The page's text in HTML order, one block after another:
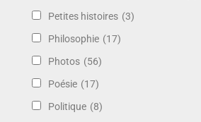
Petites histoires (3)
Philosophie (17)
Photos (56)
Poésie (17)
Politique (8)